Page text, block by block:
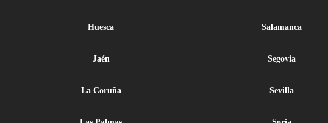
Huesca
Jaén
La Coruña
Salamanca
Segovia
Sevilla